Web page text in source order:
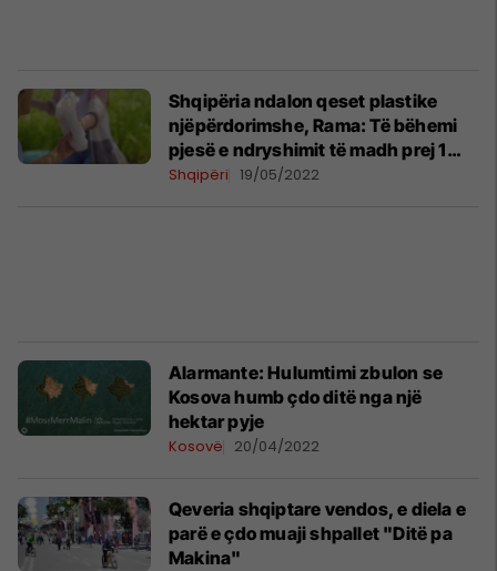
Shqipëria ndalon qeset plastike
njëpërdorimshe, Rama: Të bëhemi
pjesë e ndryshimit të madh prej 1
qershorit
Shqipëri 19/05/2022
Alarmante: Hulumtimi zbulon se
Kosova humb çdo ditë nga një
hektar pyje
Kosovë 20/04/2022
Qeveria shqiptare vendos, e diela e
parë e çdo muaji shpallet "Ditë pa
Makina"